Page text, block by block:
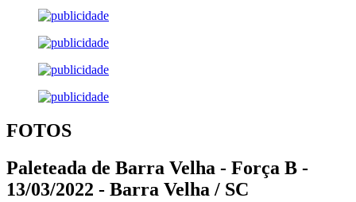
FOTOS
Paleteada de Barra Velha - Força B -
13/03/2022 - Barra Velha / SC